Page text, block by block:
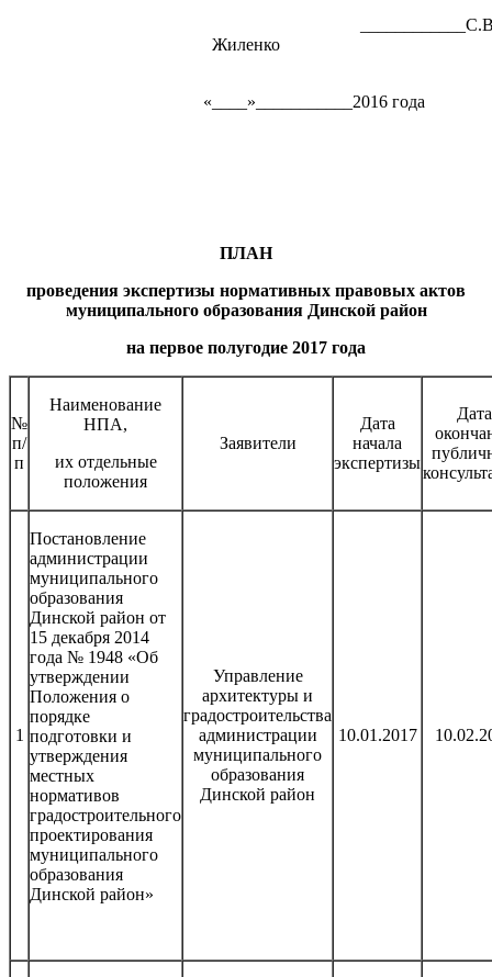
Жиленко
«____»___________2016 года
ПЛАН
проведения экспертизы нормативных правовых актов
муниципального образования Динской район
на первое полугодие 2017 года
№
п/
п
Наименование
НПА,
их отдельные
положения
Заявители
Дата
начала
экспертизы
Дата
1
Постановление
администрации
муниципального
образования
Динской район от
15 декабря 2014
года № 1948 «Об
утверждении
Положения о
порядке
подготовки и
утверждения
местных
нормативов
градостроительного
проектирования
муниципального
образования
Динской район»
Управление
архитектуры и
градостроительства
администрации
муниципального
образования
Динской район
10.01.2017